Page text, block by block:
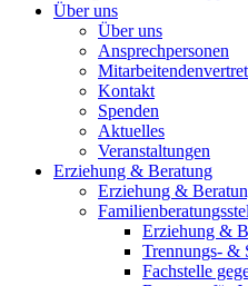
Über uns
Über uns
Ansprechpersonen
Kontakt
Spenden
Aktuelles
Veranstaltungen
Erziehung & Beratung
Erziehung &
Erziehung &
Trennungs- &
Fachstelle